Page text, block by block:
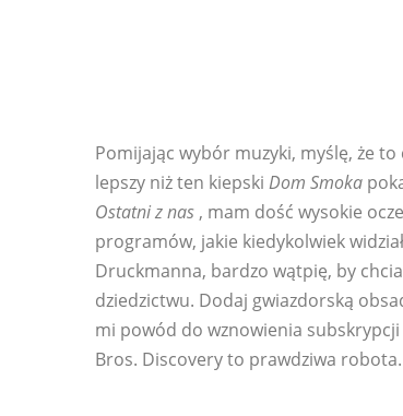
Pomijając wybór muzyki, myślę, że
lepszy niż ten kiepski Dom Smoka
Ostatni z nas , mam dość wysokie
programów, jakie kiedykolwiek
Druckmanna, bardzo wątpię, by
dziedzictwu. Dodaj gwiazdorską
mi powód do wznowienia
Bros. Discovery to prawdziwa robota.